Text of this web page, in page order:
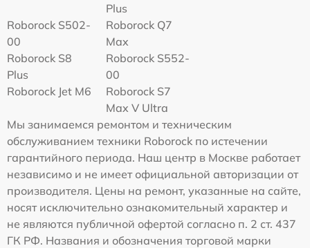
Plus
Roborock S502-
00
Roborock Q7
Max
Roborock S8
Plus
Roborock S552-
00
Roborock Jet M6
Roborock S7
Max V Ultra
Мы занимаемся ремонтом и техническим
обслуживанием техники Roborock по истечении
гарантийного периода. Наш центр в Москве работает
независимо и не имеет официальной авторизации от
производителя. Цены на ремонт, указанные на сайте,
носят исключительно ознакомительный характер и
не являются публичной офертой согласно п. 2 ст. 437
ГК РФ. Названия и обозначения торговой марки